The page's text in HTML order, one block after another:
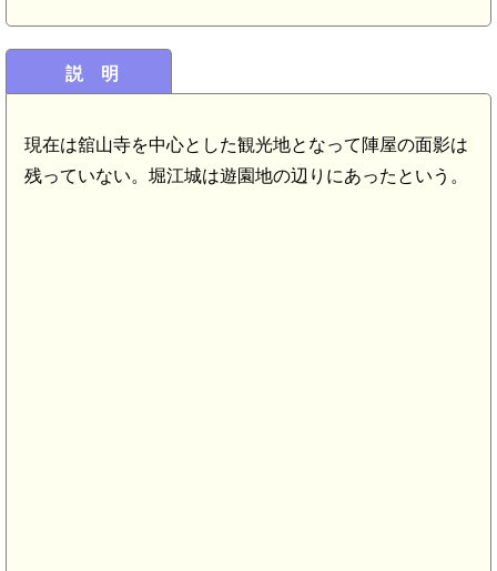
説 明
現在は舘山寺を中心とした観光地となって陣屋の面影は
残っていない。堀江城は遊園地の辺りにあったという。